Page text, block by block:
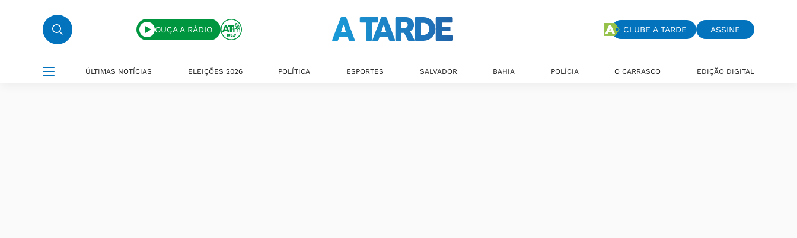
OUÇA A RÁDIO CLUBE A TARDE ASSINE
ÚLTIMAS NOTÍCIAS ELEIÇÕES 2026 POLÍTICA ESPORTES SALVADOR BAHIA POLÍCIA O CARRASCO EDIÇÃO DIGITAL